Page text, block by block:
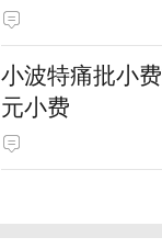
小波特痛批小
元小费